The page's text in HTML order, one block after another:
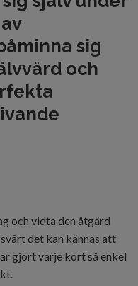
sig
och
och vidta den åtgärd
det kan kännas att
gjort varje kort så enkel